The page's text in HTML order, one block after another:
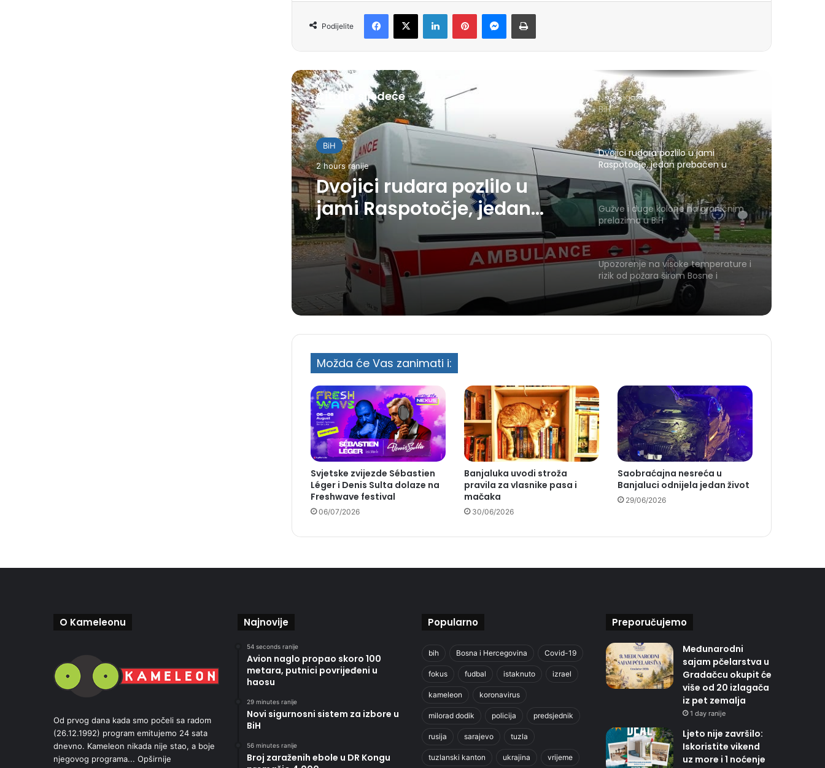
Podijelite
Čitajte sljedeće
BiH
2 hours ranije
Dvojici rudara pozlilo u
jami Raspotočje, jedan
prebačen u bolnicu
Novi sigurnosni sistem za izbore u
BiH
Dvojici rudara pozlilo u jami
Raspotočje, jedan prebačen u
bolnicu
Gužve i duge kolone na graničnim
prelazima u BiH
Upozorenje na visoke temperature i
rizik od požara širom Bosne i
Hercegovine
Možda će Vas zanimati i:
Svjetske zvijezde Sébastien
Léger i Denis Sulta dolaze na
Freshwave festival
06/07/2026
Banjaluka uvodi stroža
pravila za vlasnike pasa i
mačaka
30/06/2026
Saobraćajna nesreća u
Banjaluci odnijela jedan život
29/06/2026
O Kameleonu
Od prvog dana kada smo počeli sa radom
(26.12.1992) program emitujemo 24 sata
dnevno. Kameleon nikada nije stao, a boje
njegovog programa... Opširnije
Najnovije
54 seconds ranije
Avion naglo propao skoro 100
metara, putnici povrijeđeni u
haosu
29 minutes ranije
Novi sigurnosni sistem za izbore u
BiH
56 minutes ranije
Broj zaraženih ebole u DR Kongu
Popularno
bih Bosna i Hercegovina Covid-19
fokus fudbal istaknuto izrael
kameleon koronavirus
milorad dodik policija predsjednik
rusija sarajevo tuzla
tuzlanski kanton ukrajina vrijeme
Preporučujemo
Međunarodni
sajam pčelarstva u
Gradačcu okupit će
više od 20 izlagača
iz pet zemalja
1 day ranije
Ljeto nije završilo:
Iskoristite vikend
uz more i 1 noćenje